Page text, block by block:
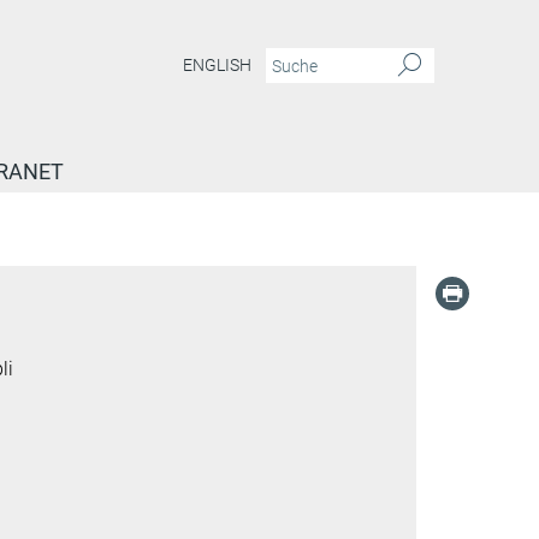
ENGLISH